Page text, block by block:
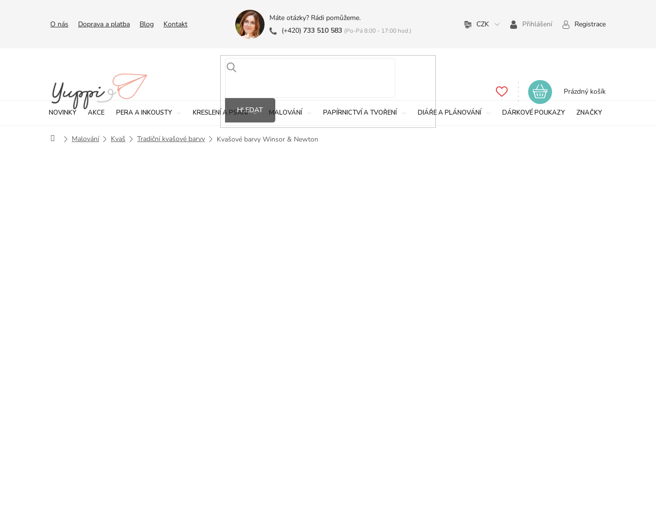
O nás Doprava a platba Blog Kontakt
Máte otázky? Rádi pomůžeme.
(+420) 733 510 583 (Po-Pá 8:00 - 17:00 hod.)
CZK Přihlášení Registrace
HLEDAT
Nákupní
Prázdný košík
NOVINKY AKCE PERA A INKOUSTY KRESLENÍ A PSANÍ MALOVÁNÍ PAPÍRNICTVÍ A TVOŘENÍ DIÁŘE A PLÁNOVÁNÍ DÁRKOVÉ POUKAZY ZNAČKY
DomůMalování Kvaš Tradiční kvašové barvy Kvašové barvy Winsor & Newton